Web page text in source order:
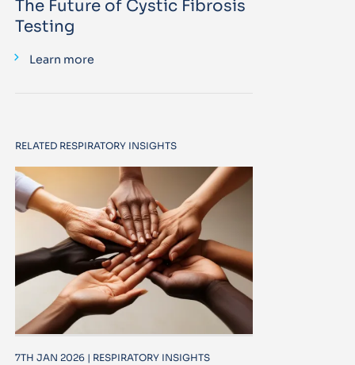
The Future of Cystic Fibrosis
Testing
Learn more
RELATED RESPIRATORY INSIGHTS
7TH JAN 2026 | RESPIRATORY INSIGHTS